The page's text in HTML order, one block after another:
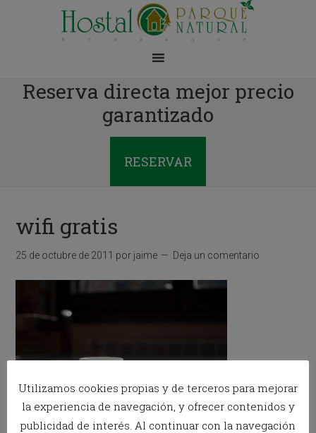
Reserva directa mejor precio
garantizado
RESERVAR
wifi gratis
25 de octubre de 2011 por jaime Deja un comentario
Utilizamos cookies propias y de terceros para mejorar
la experiencia de navegación, y ofrecer contenidos y
publicidad de interés. Al continuar con la navegación